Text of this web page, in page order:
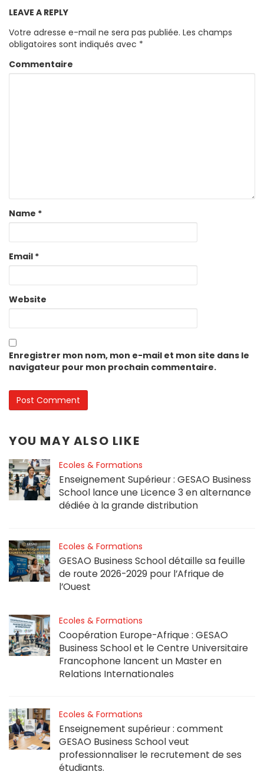
LEAVE A REPLY
Votre adresse e-mail ne sera pas publiée. Les champs
obligatoires sont indiqués avec *
Commentaire
Name *
Email *
Website
Enregistrer mon nom, mon e-mail et mon site dans le
navigateur pour mon prochain commentaire.
YOU MAY ALSO LIKE
Ecoles & Formations
Enseignement Supérieur : GESAO Business
School lance une Licence 3 en alternance
dédiée à la grande distribution
Ecoles & Formations
GESAO Business School détaille sa feuille
de route 2026-2029 pour l’Afrique de
l’Ouest
Ecoles & Formations
Coopération Europe-Afrique : GESAO
Business School et le Centre Universitaire
Francophone lancent un Master en
Relations Internationales
Ecoles & Formations
Enseignement supérieur : comment
GESAO Business School veut
professionnaliser le recrutement de ses
étudiants.